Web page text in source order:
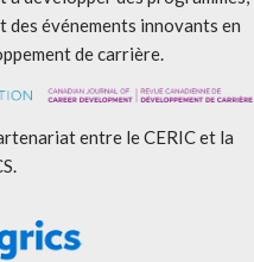
des événements innovants en
de carrière.
entre le CERIC et la